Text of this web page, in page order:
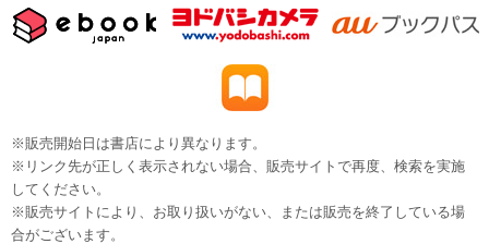
※販売開始日は書店により異なります。
※リンク先が正しく表示されない場合、販売サイトで再度、検索を実施
してください。
※販売サイトにより、お取り扱いがない、または販売を終了している場
合がございます。